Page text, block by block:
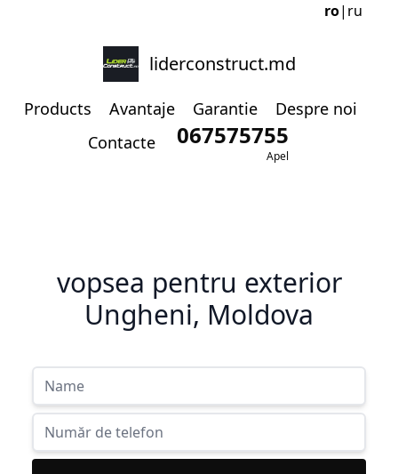
ro| ru
liderconstruct.md
Products Avantaje Garantie
Despre noi
Contacte
067575755
Apel
vopsea pentru exterior
Ungheni, Moldova